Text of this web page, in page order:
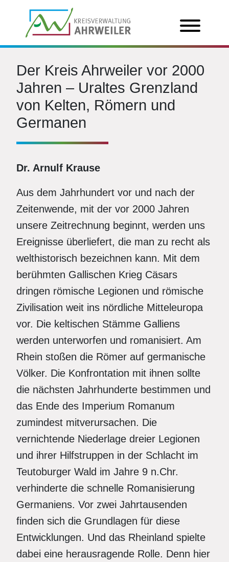
Der Kreis Ahrweiler vor 2000
Jahren – Uraltes Grenzland
von Kelten, Römern und
Germanen
Dr. Arnulf Krause
Aus dem Jahrhundert vor und nach der
Zeitenwende, mit der vor 2000 Jahren
unsere Zeitrechnung beginnt, werden uns
Ereignisse überliefert, die man zu recht als
welthistorisch bezeichnen kann. Mit dem
berühmten Gallischen Krieg Cäsars
dringen römische Legionen und römische
Zivilisation weit ins nördliche Mitteleuropa
vor. Die keltischen Stämme Galliens
werden unterworfen und romanisiert. Am
Rhein stoßen die Römer auf germanische
Völker. Die Konfrontation mit ihnen sollte
die nächsten Jahrhunderte bestimmen und
das Ende des Imperium Romanum
zumindest mitverursachen. Die
vernichtende Niederlage dreier Legionen
und ihrer Hilfstruppen in der Schlacht im
Teutoburger Wald im Jahre 9 n.Chr.
verhinderte die schnelle Romanisierung
Germaniens. Vor zwei Jahrtausenden
finden sich die Grundlagen für diese
Entwicklungen. Und das Rheinland spielte
dabei eine herausragende Rolle. Denn hier